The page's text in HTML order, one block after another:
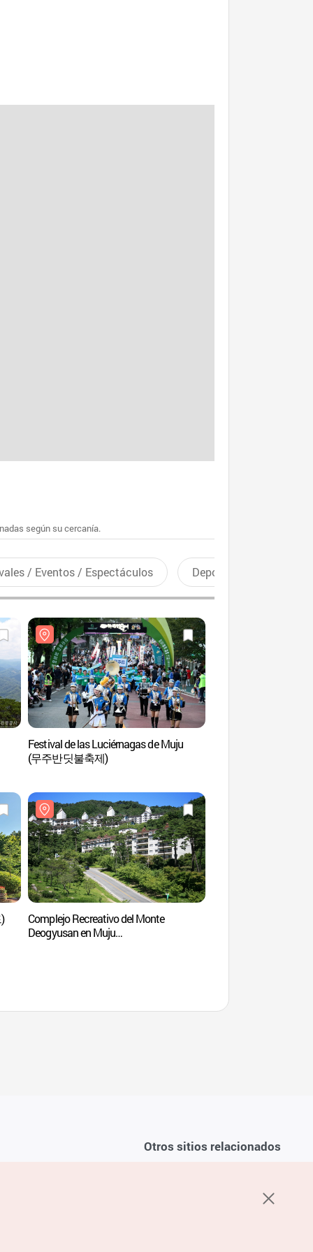
según su cercanía.
/ Eventos / Espectáculos Deportes recreativos
Festival de las Luciérnagas de Muju
(무주반딧불축제)
Complejo Recreativo del Monte
Deogyusan en Muju
Otros sitios relacionados